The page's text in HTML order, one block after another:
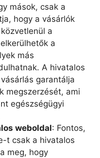
mások, csak a
hogy a vásárlók
a
a
más
A hivatalos
garantálja
megszerzését, ami
egészségügyi
weboldal: Fontos,
t csak a hivatalos
meg, hogy